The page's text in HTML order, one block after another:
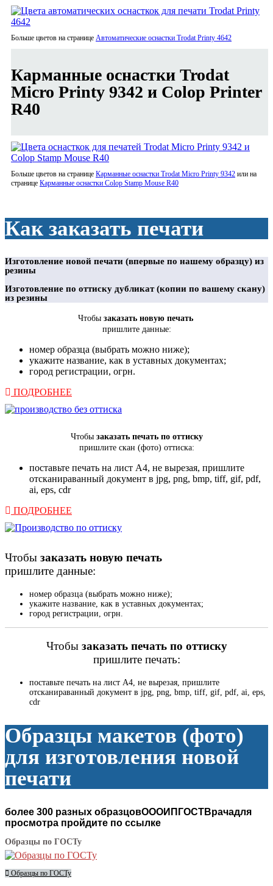
Больше цветов на странице Автоматические оснастки Trodat Printy 4642
Карманные оснастки Trodat
Micro Printy 9342 и Colop Printer
R40
Больше цветов на странице Карманные оснастки Trodat Micro Printy 9342 или на
странице Карманные оснастки Colop Stamp Mouse R40
Как заказать печати
Изготовление новой печати (впервые по нашему образцу) из
резины
Изготовление по оттиску дубликат (копии по вашему скану)
из резины
Чтобы заказать новую печать
пришлите данные:
номер образца (выбрать можно ниже);
укажите название, как в уставных документах;
город регистрации, огрн.
ПОДРОБНЕЕ
Чтобы заказатьпечать по оттиску
пришлите скан (фото) оттиска:
поставьте печать на лист А4, не вырезая, пришлите
отсканираванный документ в jpg, png, bmp, tiff, gif, pdf,
ai, eps, cdr
ПОДРОБНЕЕ
Чтобы заказать новую печать
пришлите данные:
номер образца (выбрать можно ниже);
укажите название, как в уставных документах;
город регистрации, огрн.
Чтобы заказать печать по оттиску
пришлите печать:
поставьте печать на лист А4, не вырезая, пришлите
отсканираванный документ в jpg, png, bmp, tiff, gif, pdf, ai, eps,
cdr
Образцы макетов (фото)
для изготовления новой
печати
более 300 разных образцовОООИП ГОСТВрачадля
просмотра пройдите по ссылке
Образцы по ГОСТу
Образцы по ГОСТу